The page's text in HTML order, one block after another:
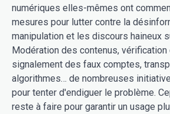
numériques elles-mêmes ont
mesures pour lutter contre la
manipulation et les discours haineux
Modération des contenus,
signalement des faux comptes,
algorithmes… de nombreuses
pour tenter d'endiguer le problème.
reste à faire pour garantir un usage